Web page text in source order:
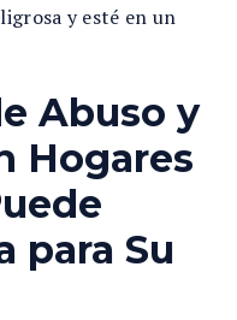
y esté en un
Abuso y
Hogares
para Su